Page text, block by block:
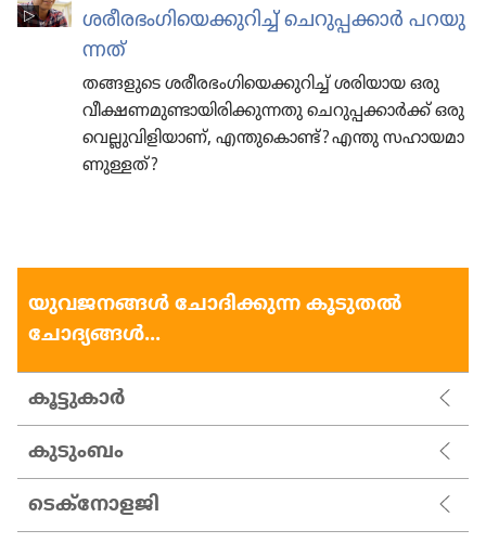
ശരീര​ഭം​ഗി​യെ​ക്കു​റിച്ച്‌ ചെറു​പ്പ​ക്കാർ പറയു​
ന്നത്‌
തങ്ങളുടെ ശരീര​ഭം​ഗി​യെ​ക്കു​റിച്ച്‌ ശരിയായ ഒരു
വീക്ഷണ​മു​ണ്ടാ​യി​രി​ക്കു​ന്നതു ചെറു​പ്പ​ക്കാർക്ക്‌ ഒരു
വെല്ലു​വി​ളി​യാണ്‌, എന്തു​കൊണ്ട്‌? എന്തു സഹായ​മാ​
ണു​ള്ളത്‌?
യുവജനങ്ങള്‍ ചോദിക്കുന്ന കൂടുതല്‍
ചോദ്യങ്ങള്‍...
കൂട്ടുകാര്‍
കുടുംബം
ടെക്നോളജി